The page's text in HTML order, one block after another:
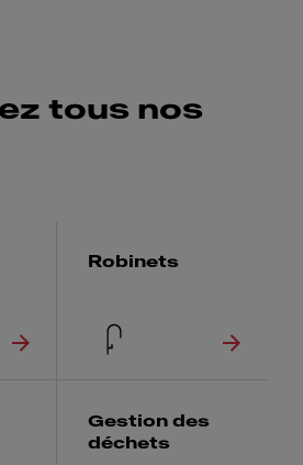
tous nos
Robinets
Gestion des
déchets